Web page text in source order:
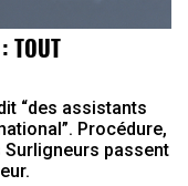
TOUT
“des assistants
Procédure,
passent